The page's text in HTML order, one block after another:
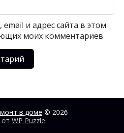
и адрес сайта в этом
моих комментариев
в доме © 2026
WP Puzzle